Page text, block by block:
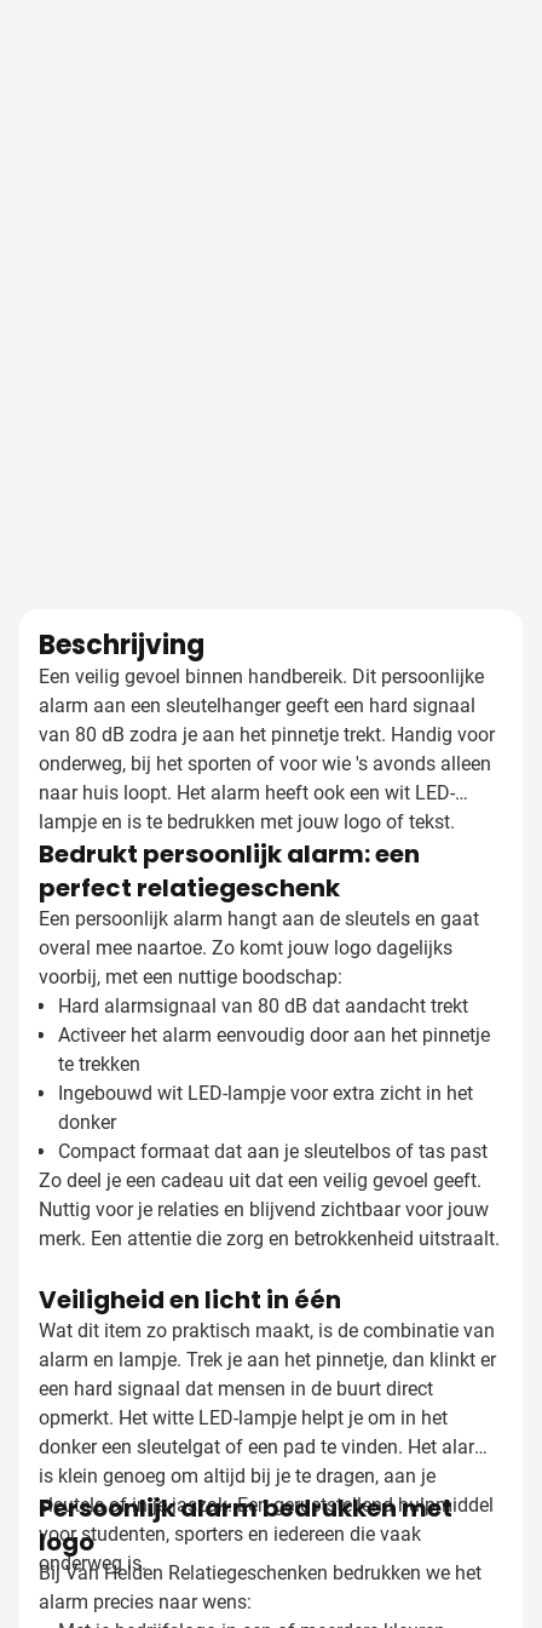
Beschrijving
Een veilig gevoel binnen handbereik. Dit persoonlijke
alarm aan een sleutelhanger geeft een hard signaal
van 80 dB zodra je aan het pinnetje trekt. Handig voor
onderweg, bij het sporten of voor wie 's avonds alleen
naar huis loopt. Het alarm heeft ook een wit LED-
lampje en is te bedrukken met jouw logo of tekst.
Bedrukt persoonlijk alarm: een
perfect relatiegeschenk
Een persoonlijk alarm hangt aan de sleutels en gaat
overal mee naartoe. Zo komt jouw logo dagelijks
voorbij, met een nuttige boodschap:
Hard alarmsignaal van 80 dB dat aandacht trekt
Activeer het alarm eenvoudig door aan het pinnetje
te trekken
Ingebouwd wit LED-lampje voor extra zicht in het
donker
Compact formaat dat aan je sleutelbos of tas past
Zo deel je een cadeau uit dat een veilig gevoel geeft.
Nuttig voor je relaties en blijvend zichtbaar voor jouw
merk. Een attentie die zorg en betrokkenheid uitstraalt.
Veiligheid en licht in één
Wat dit item zo praktisch maakt, is de combinatie van
alarm en lampje. Trek je aan het pinnetje, dan klinkt er
een hard signaal dat mensen in de buurt direct
opmerkt. Het witte LED-lampje helpt je om in het
donker een sleutelgat of een pad te vinden. Het alarm
is klein genoeg om altijd bij je te dragen, aan je
sleutels of in je jaszak. Een geruststellend hulpmiddel
voor studenten, sporters en iedereen die vaak
onderweg is.
Persoonlijk alarm bedrukken met
logo
Bij Van Helden Relatiegeschenken bedrukken we het
alarm precies naar wens: